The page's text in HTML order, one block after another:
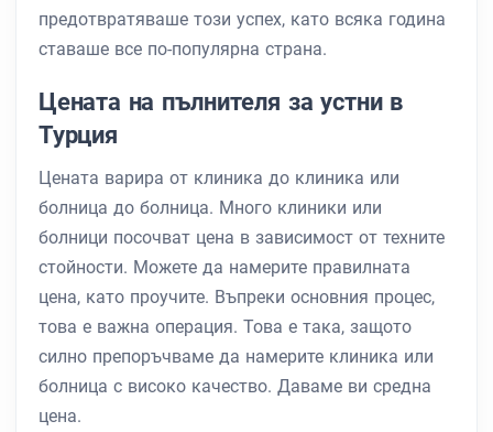
предотвратяваше този успех, като всяка година
ставаше все по-популярна страна.
Цената на пълнителя за устни в
Турция
Цената варира от клиника до клиника или
болница до болница. Много клиники или
болници посочват цена в зависимост от техните
стойности. Можете да намерите правилната
цена, като проучите. Въпреки основния процес,
това е важна операция. Това е така, защото
силно препоръчваме да намерите клиника или
болница с високо качество. Даваме ви средна
цена.